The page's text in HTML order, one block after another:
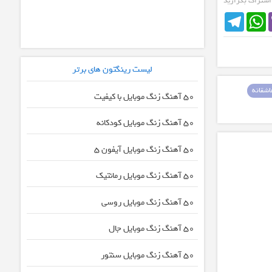
TelegramWhatsApp
لیست رینگتون های برتر
50 آهنگ زنگ موبایل با کیفیت
50 آهنگ زنگ موبایل کودکانه
50 آهنگ زنگ موبایل آیفون 5
50 آهنگ زنگ موبایل رمانتیک
50 آهنگ زنگ موبایل روسی
50 آهنگ زنگ موبایل جال
50 آهنگ زنگ موبایل سنتور